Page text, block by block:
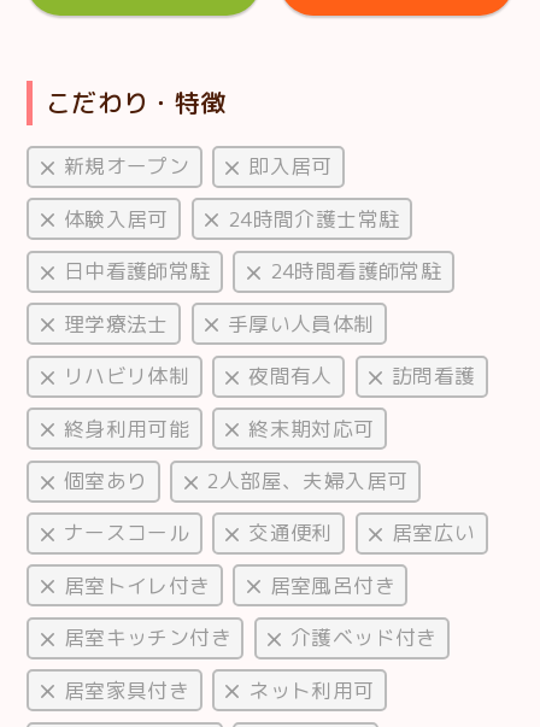
こだわり・特徴
新規オープン
即入居可
体験入居可
24時間介護士常駐
日中看護師常駐
24時間看護師常駐
理学療法士
手厚い人員体制
リハビリ体制
夜間有人
訪問看護
終身利用可能
終末期対応可
個室あり
2人部屋、夫婦入居可
ナースコール
交通便利
居室広い
居室トイレ付き
居室風呂付き
居室キッチン付き
介護ベッド付き
居室家具付き
ネット利用可